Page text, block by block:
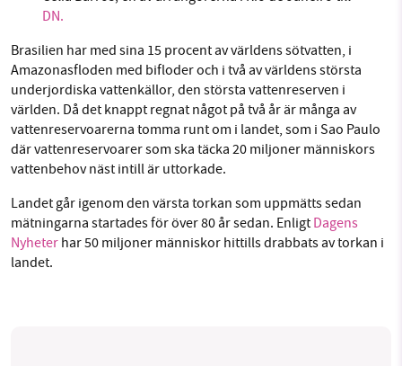
DN.
Brasilien har med sina 15 procent av världens sötvatten, i
Amazonasfloden med bifloder och i två av världens största
underjordiska vattenkällor, den största vattenreserven i
världen. Då det knappt regnat något på två år är många av
vattenreservoarerna tomma runt om i landet, som i Sao Paulo
där vattenreservoarer som ska täcka 20 miljoner människors
vattenbehov näst intill är uttorkade.
Landet går igenom den värsta torkan som uppmätts sedan
mätningarna startades för över 80 år sedan. Enligt Dagens
Nyheter har 50 miljoner människor hittills drabbats av torkan i
landet.
Stötta vårt arbete genom att swisha en slant till
1231368703
Läs vad vi vill göra